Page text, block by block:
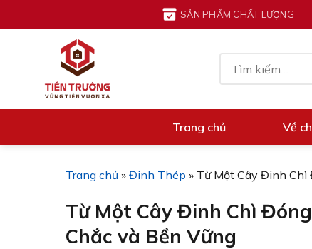
đến
SẢN PHẨM CHẤT LƯỢNG
kiếm:
Trang chủ Về
Trang chủ » Đinh Thép » Từ Một Cây Đinh Chì
Từ Một Cây Đinh Chì
Chắc và Bền Vững